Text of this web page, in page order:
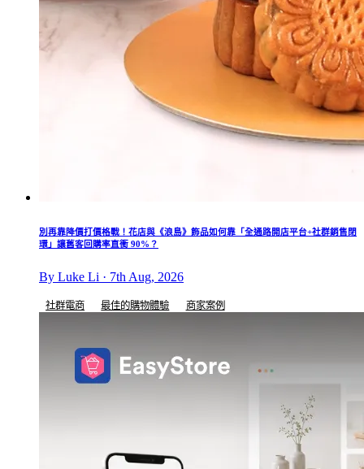
別再靠降價打價格戰！花店與《浪島》飾品如何靠「全通路開店平台+社群銷售閉
環」讓舊客回購率直衝 90%？
By Luke Li · 7th Aug, 2026
社群電商 最佳的購物體驗 商家案例